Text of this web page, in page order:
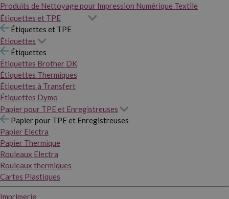
Produits de Nettoyage pour Impression Numérique Textile
Étiquettes et TPE
Étiquettes et TPE
Étiquettes
Étiquettes
Étiquettes Brother DK
Étiquettes Thermiques
Étiquettes à Transfert
Étiquettes Dymo
Papier pour TPE et Enregistreuses
Papier pour TPE et Enregistreuses
Papier Electra
Papier Thermique
Rouleaux Electra
Rouleaux thermiques
Cartes Plastiques
Imprimerie